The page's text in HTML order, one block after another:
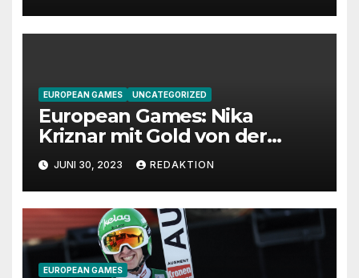
EUROPEAN GAMES UNCATEGORIZED
European Games: Nika
Kriznar mit Gold von der
Großschanze – Bronze für
Freitag
JUNI 30, 2023 REDAKTION
EUROPEAN GAMES